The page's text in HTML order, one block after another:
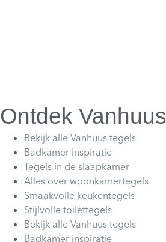
Ontdek Vanhuus
Bekijk alle Vanhuus tegels
Badkamer inspiratie
Tegels in de slaapkamer
Alles over woonkamertegels
Smaakvolle keukentegels
Stijlvolle toilettegels
Bekijk alle Vanhuus tegels
Badkamer inspiratie